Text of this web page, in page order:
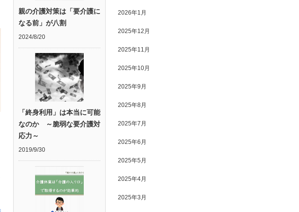
親の介護対策は「要介護に
なる前」が八割
2024/8/20
「終身利用」は本当に可能
なのか ～脆弱な要介護対
応力～
2019/9/30
2026年1月
2025年12月
2025年11月
2025年10月
2025年9月
2025年8月
2025年7月
2025年6月
2025年5月
2025年4月
2025年3月